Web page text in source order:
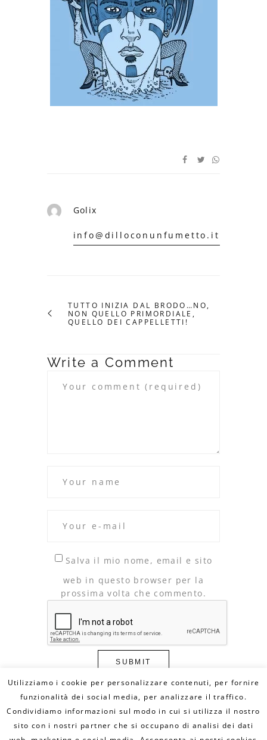
Golix
info@dilloconunfumetto.it
TUTTO INIZIA DAL BRODO…NO,
NON QUELLO PRIMORDIALE,
QUELLO DEI CAPPELLETTI!
Write a Comment
Salva il mio nome, email e sito
web in questo browser per la
prossima volta che commento.
© Copyright 2020 DILLO CON UN FUMETTO. All
Rights Reserved - MAIL:
info@dilloconunfumetto.it- TEL: 339.7079217 -
PRIVACY POLICY
COOKIE POLICY
Utilizziamo i cookie per personalizzare contenuti, per fornire
funzionalità dei social media, per analizzare il traffico.
Condividiamo informazioni sul modo in cui si utilizza il nostro
sito con i nostri partner che si occupano di analisi dei dati